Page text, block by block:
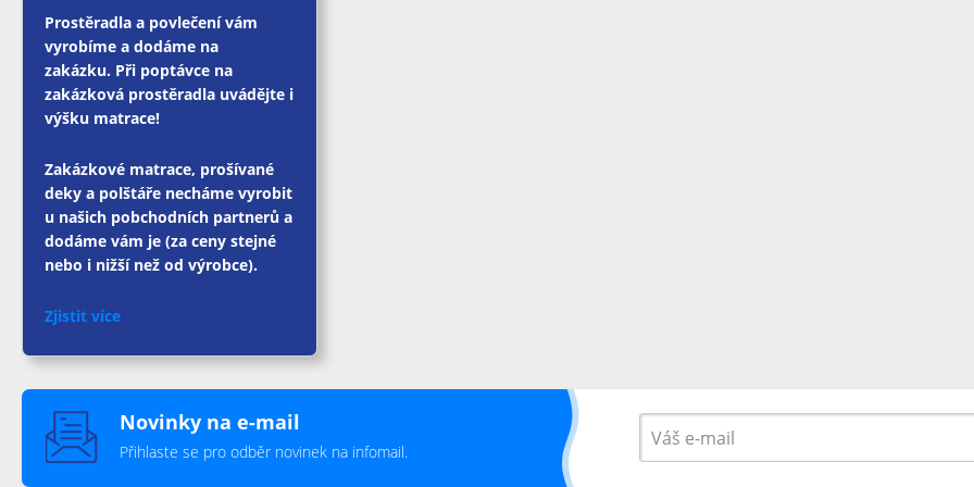
Prostěradla a povlečení vám
vyrobíme a dodáme na
zakázku. Při poptávce na
zakázková prostěradla uvádějte i
výšku matrace!
Zakázkové matrace, prošívané
deky a polštáře necháme vyrobit
u našich pobchodních partnerů a
dodáme vám je (za ceny stejné
nebo i nižší než od výrobce).
Zjistit více
Novinky na e-mail
Přihlaste se pro odběr novinek na infomail.